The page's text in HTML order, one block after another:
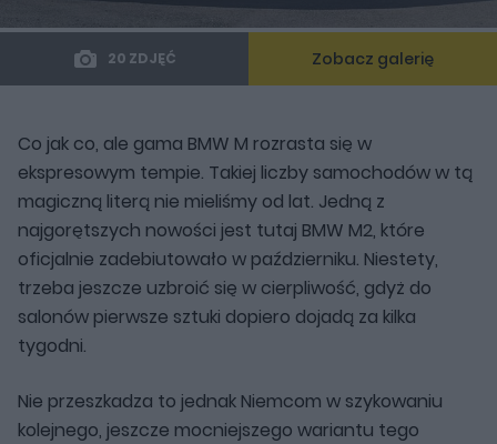
20 ZDJĘĆ Zobacz galerię
Co jak co, ale gama BMW M rozrasta się w
ekspresowym tempie. Takiej liczby samochodów w tą
magiczną literą nie mieliśmy od lat. Jedną z
najgorętszych nowości jest tutaj BMW M2, które
oficjalnie zadebiutowało w październiku. Niestety,
trzeba jeszcze uzbroić się w cierpliwość, gdyż do
salonów pierwsze sztuki dopiero dojadą za kilka
tygodni.
Nie przeszkadza to jednak Niemcom w szykowaniu
kolejnego, jeszcze mocniejszego wariantu tego